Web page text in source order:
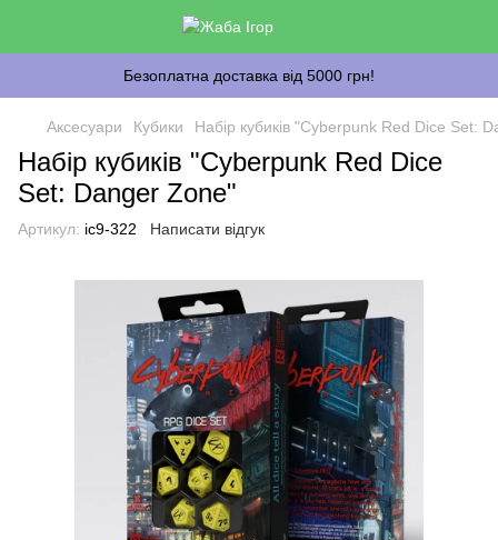
Безоплатна доставка від 5000 грн!
Аксесуари Кубики Набір кубиків "Cyberpunk Red Dice Set:
Набір кубиків "Cyberpunk Red Dice
Set: Danger Zone"
Артикул: ic9-322 Написати відгук